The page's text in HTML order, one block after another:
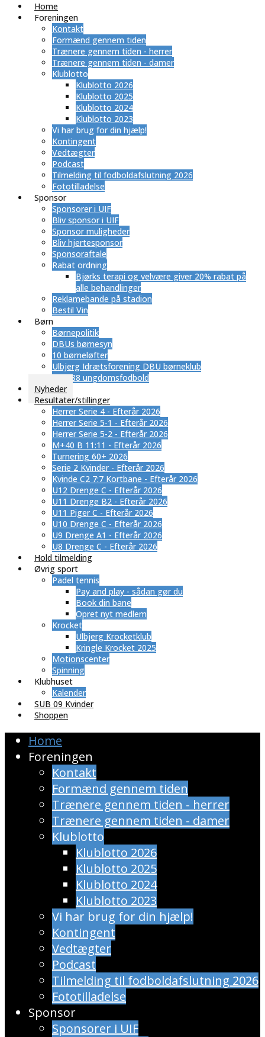
Home
Foreningen
Kontakt
Formænd gennem tiden
Trænere gennem tiden - herrer
Trænere gennem tiden - damer
Klublotto
Klublotto 2026
Klublotto 2025
Klublotto 2024
Klublotto 2023
Vi har brug for din hjælp!
Kontingent
Vedtægter
Podcast
Tilmelding til fodboldafslutning 2026
Fototilladelse
Sponsor
Sponsorer i UIF
Bliv sponsor i UIF
Sponsor muligheder
Bliv hjertesponsor
Sponsoraftale
Rabat ordning
​Bjørks terapi og velvære giver 20% rabat på
alle behandlinger
Reklamebande på stadion
Bestil Vin
Børn
Børnepolitik
DBUs børnesyn
10 børneløfter
Ulbjerg Idrætsforening DBU børneklub
SUB 88 ungdomsfodbold
Nyheder
Resultater/stillinger
Herrer Serie 4 - Efterår 2026
Herrer Serie 5-1 - Efterår 2026
Herrer Serie 5-2 - Efterår 2026
M+40 B 11:11 - Efterår 2026
Turnering 60+ 2026
Serie 2 Kvinder - Efterår 2026
Kvinde C2 7:7 Kortbane - Efterår 2026
U12 Drenge C - Efterår 2026
U11 Drenge B2 - Efterår 2026
U11 Piger C - Efterår 2026
U10 Drenge C - Efterår 2026
U9 Drenge A1 - Efterår 2026
U8 Drenge C - Efterår 2026
Hold tilmelding
Øvrig sport
Padel tennis
Pay and play - sådan gør du
Book din bane
Opret nyt medlem
Krocket
Ulbjerg Krocketklub
Kringle Krocket 2025
Motionscenter
Spinning
Klubhuset
Kalender
SUB 09 Kvinder
Shoppen
Home
Foreningen
Kontakt
Formænd gennem tiden
Trænere gennem tiden - herrer
Trænere gennem tiden - damer
Klublotto
Klublotto 2026
Klublotto 2025
Klublotto 2024
Klublotto 2023
Vi har brug for din hjælp!
Kontingent
Vedtægter
Podcast
Tilmelding til fodboldafslutning 2026
Fototilladelse
Sponsor
Sponsorer i UIF